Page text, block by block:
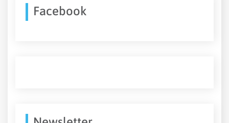
Facebook